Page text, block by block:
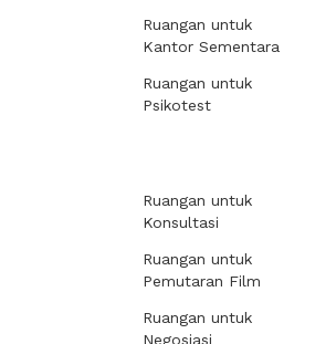
Ruangan untuk
Kantor Sementara
Ruangan untuk
Psikotest
Ruangan untuk
Konsultasi
Ruangan untuk
Pemutaran Film
Ruangan untuk
Negosiasi